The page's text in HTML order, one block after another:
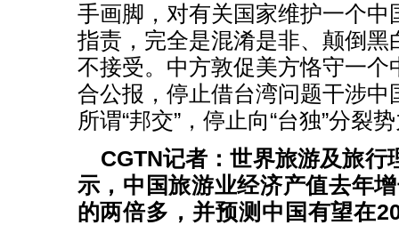
手画脚，对有关国家维护一个中
指责，完全是混淆是非、颠倒黑
不接受。中方敦促美方恪守一个
合公报，停止借台湾问题干涉中
所谓“邦交”，停止向“台独”分裂
CGTN记者：世界旅游及旅行
示，中国旅游业经济产值去年
的两倍多，并预测中国有望在